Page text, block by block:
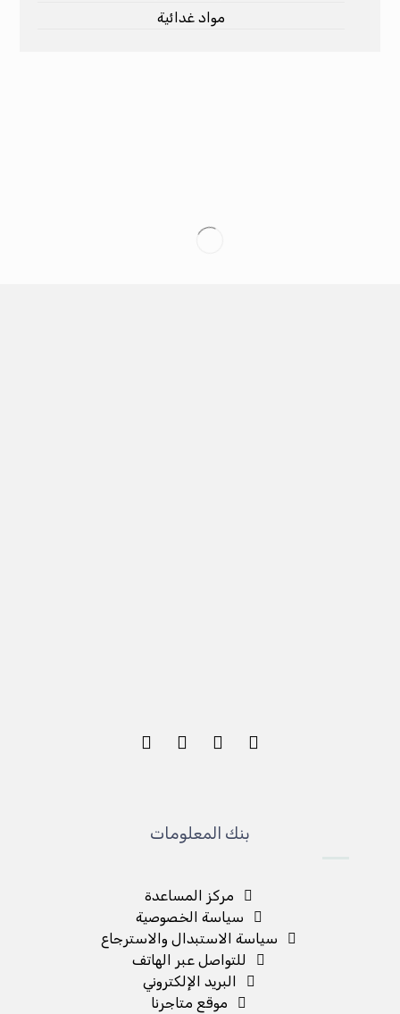
مواد غدائية
بنك المعلومات
مركز المساعدة
سياسة الخصوصية
سياسة الاستبدال والاسترجاع
للتواصل عبر الهاتف
البريد الإلكتروني
موقع متاجرنا